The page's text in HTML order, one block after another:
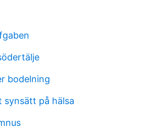
bodelning
synsätt på hälsa